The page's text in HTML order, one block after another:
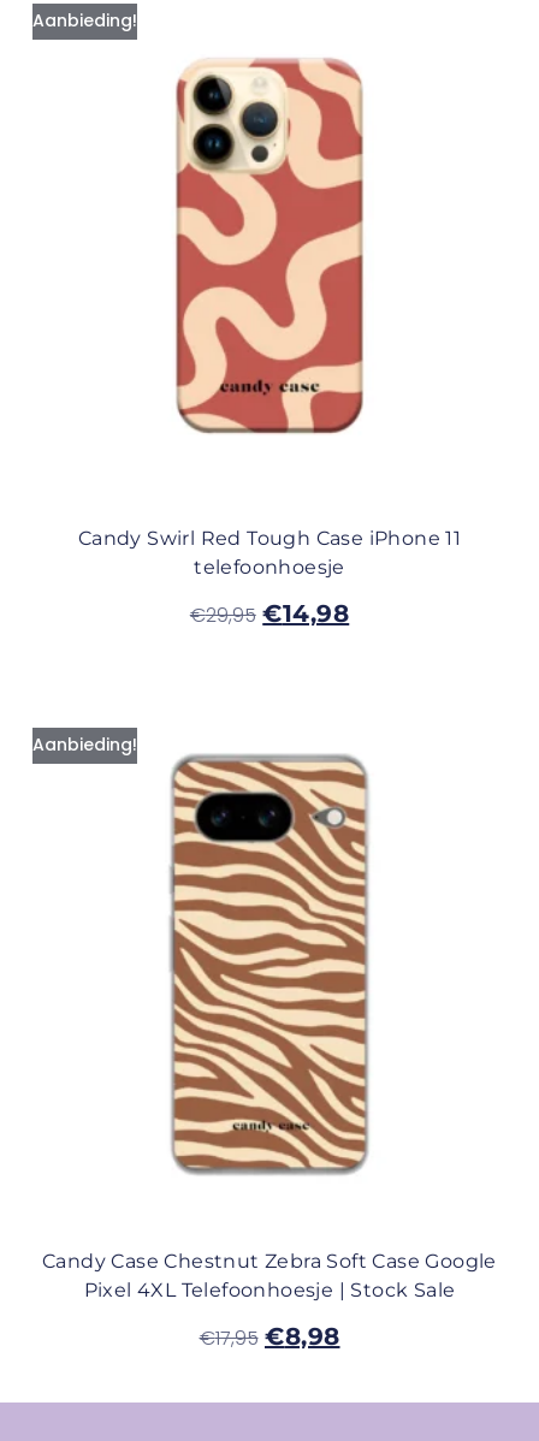
Aanbieding!
Candy Swirl Red Tough Case iPhone 11
telefoonhoesje
€29,95 €14,98
Aanbieding!
Candy Case Chestnut Zebra Soft Case Google
Pixel 4XL Telefoonhoesje | Stock Sale
€17,95 €8,98